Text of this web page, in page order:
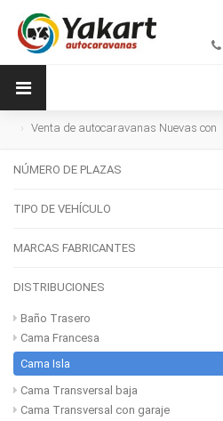
Venta de autocaravanas Nuevas con
NÚMERO DE PLAZAS
TIPO DE VEHÍCULO
MARCAS FABRICANTES
DISTRIBUCIONES
Baño Trasero
Cama Francesa
Cama Isla
Cama Transversal baja
Cama Transversal con garaje